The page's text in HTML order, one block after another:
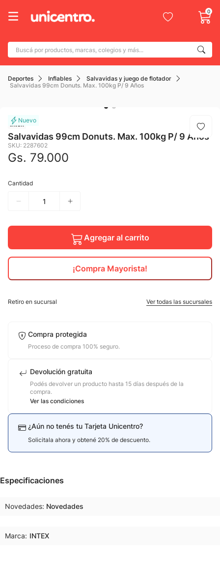
0
Buscá por productos, marcas, colegios y más...
Deportes Inflables
Salvavidas y juego de flotador
Salvavidas 99cm Donuts. Max. 100kg P/ 9 Años
Intex
Salvavidas 99cm Donuts. Max. 100kg P/ 9 Años
SKU: 2287602
Gs. 79.000
Cantidad
Agregar al carrito
¡Compra Mayorista!
Retiro en sucursal Ver todas las sucursales
Compra protegida
Proceso de compra 100% seguro.
Devolución gratuita
Podés devolver un producto hasta 15 días después de la
compra.
Ver las condiciones
¿Aún no tenés tu Tarjeta Unicentro?
Solicitala ahora y obtené 20% de descuento.
Especificaciones
Novedades Novedades
Marca: INTEX
Términos más buscados
1. adidas
3
4. botin
5.
7.
todo terreno